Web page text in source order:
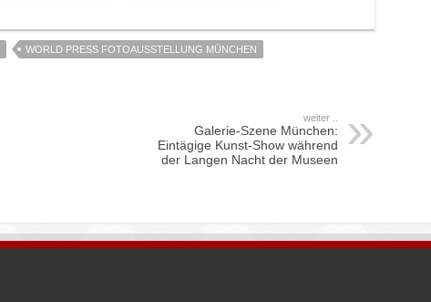
WORLD PRESS FOTOAUSSTELLUNG MÜNCHEN
weiter ..
Galerie-Szene München:
Eintägige Kunst-Show während
der Langen Nacht der Museen